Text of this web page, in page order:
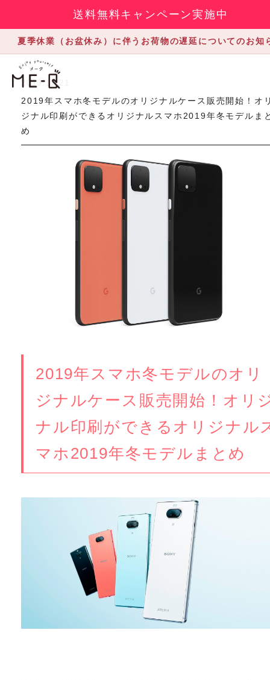
送料無料キャンペーン実施中
夏季休業（お盆休み）に伴うお荷物の遅延についてのお知
2019.11.21
2019年スマホ冬モデルのオリジナルケース販売開始！オ
ジナル印刷ができるオリジナルスマホ2019年冬モデルま
め
2019年スマホ冬モデルのオリ
ジナルケース販売開始！オリ
ナル印刷ができるオリジナル
マホ2019年冬モデルまとめ